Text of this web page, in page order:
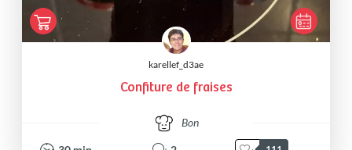
karellef_d3ae
Confiture de fraises
Bon